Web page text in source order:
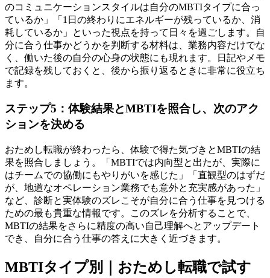
のコミュニケーションスタイルは自分のMBTIタイプに合っ
ているか」「1日の終わりにエネルギーが残っているか、消
耗しているか」といった視点を持って日々を過ごします。自
分に合う仕事かどうかを判断する材料は、業務内容だけでな
く、働いた後の自分の心身の状態にも現れます。日記やメモ
で記録を残しておくと、後から振り返るときに非常に役立ち
ます。
ステップ5：体験結果とMBTIを照合し、次のアク
ションを決める
おためし転職が終わったら、体験で得た気づきとMBTIの結
果を照合しましょう。「MBTIでは内向型と出たが、実際に
はチームでの協働にもやりがいを感じた」「直観型のはずだ
が、地道なオペレーション業務でも意外と充実感があった」
など、診断と実体験のズレこそが自分に合う仕事を見つける
ための最も貴重な情報です。このズレを分析することで、
MBTIの結果をさらに精度の高い自己理解へとアップデート
でき、自分に合う仕事の答えに大きく近づきます。
MBTIタイプ別｜おためし転職で試す